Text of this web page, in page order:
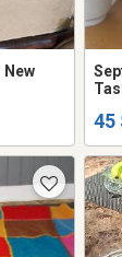
New
45